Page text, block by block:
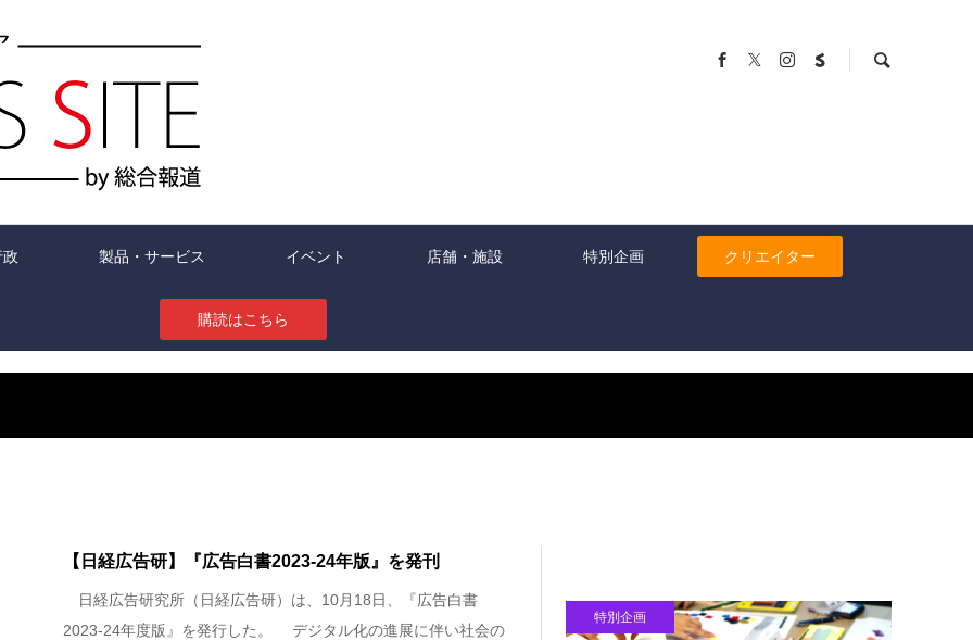
製品・サービス イベント 店舗・施設 特別企画 クリエイター
購読はこちら
【日経広告研】『広告白書2023-24年版』を発刊
日経広告研究所（日経広告研）は、10月18日、『広告白書
2023-24年度版』を発行した。 デジタル化の進展に伴い社会の
特別企画